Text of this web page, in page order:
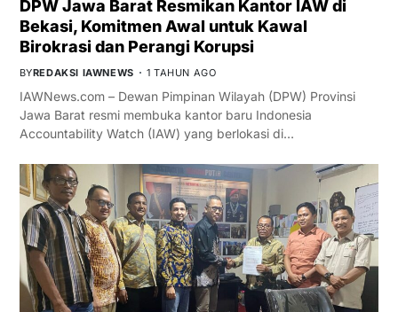
DPW Jawa Barat Resmikan Kantor IAW di
Bekasi, Komitmen Awal untuk Kawal
Birokrasi dan Perangi Korupsi
BYREDAKSI IAWNEWS 1 TAHUN AGO
IAWNews.com – Dewan Pimpinan Wilayah (DPW) Provinsi
Jawa Barat resmi membuka kantor baru Indonesia
Accountability Watch (IAW) yang berlokasi di…